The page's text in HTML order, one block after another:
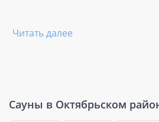
Читать далее
Сауны в Октябрьском